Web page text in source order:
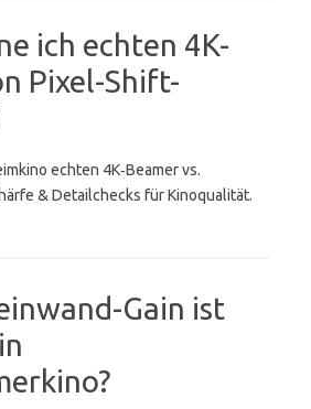
ich echten 4K-
Pixel-Shift-
echten 4K‑Beamer vs.
& Detailchecks für Kinoqualität.
Gain ist